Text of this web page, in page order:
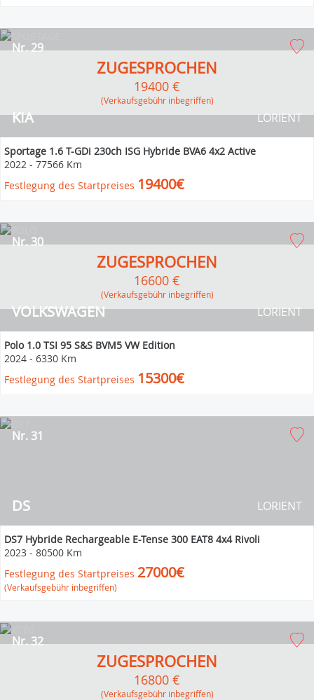
KIA
Nr. 29
LORIENT
ZUGESPROCHEN
19400 €
(Verkaufsgebühr inbegriffen)
Sportage 1.6 T-GDi 230ch ISG Hybride BVA6 4x2 Active
2022 - 77566 Km
Festlegung des Startpreises 19400€
VOLKSWAGEN
Nr. 30
LORIENT
ZUGESPROCHEN
16600 €
(Verkaufsgebühr inbegriffen)
Polo 1.0 TSI 95 S&S BVM5 VW Edition
2024 - 6330 Km
Festlegung des Startpreises 15300€
DS
Nr. 31
LORIENT
DS7 Hybride Rechargeable E-Tense 300 EAT8 4x4 Rivoli
2023 - 80500 Km
Festlegung des Startpreises 27000€
(Verkaufsgebühr inbegriffen)
Nr. 32
ZUGESPROCHEN
16800 €
(Verkaufsgebühr inbegriffen)